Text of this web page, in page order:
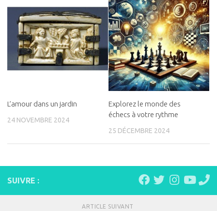
L’amour dans un jardin
24 NOVEMBRE 2024
Explorez le monde des
échecs à votre rythme
25 DÉCEMBRE 2024
SUIVRE :
ARTICLE SUIVANT